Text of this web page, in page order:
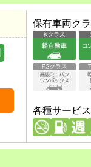
保有車両ク
各種サービス